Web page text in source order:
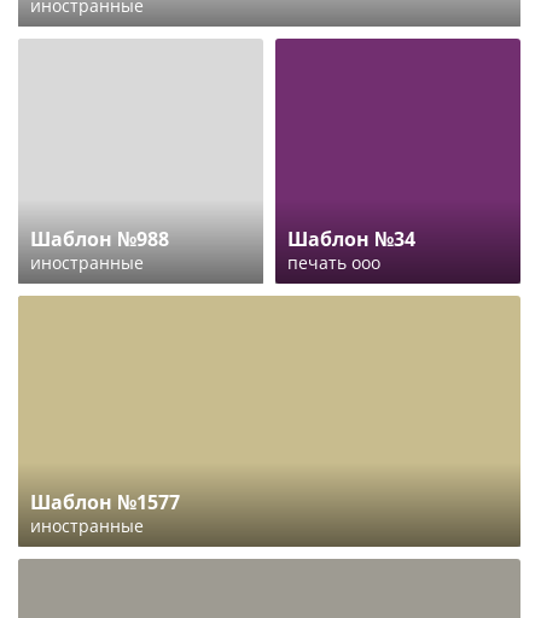
иностранные
Шаблон №988
иностранные
Шаблон №34
печать ооо
Шаблон №1577
иностранные